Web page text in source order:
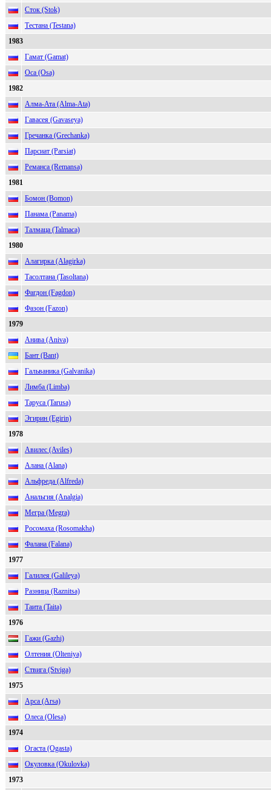
Сток (Stok)
Тестана (Testana)
1983
Гамат (Gamat)
Оса (Osa)
1982
Алма-Ата (Alma-Ata)
Гавасея (Gavaseya)
Гречанка (Grechanka)
Парсиат (Parsiat)
Реманса (Remansa)
1981
Бомон (Bomon)
Панама (Panama)
Талмаца (Talmaca)
1980
Алагирка (Alagirka)
Тасолтана (Tasoltana)
Фагдон (Fagdon)
Фазон (Fazon)
1979
Анива (Aniva)
Бант (Bant)
Гальваника (Galvanika)
Лимба (Limba)
Таруса (Tarusa)
Эгирин (Egirin)
1978
Авилес (Aviles)
Алана (Alana)
Альфреда (Alfreda)
Анальгия (Analgia)
Мегра (Megra)
Росомаха (Rosomakha)
Фалана (Falana)
1977
Галилея (Galileya)
Разница (Raznitsa)
Таита (Taita)
1976
Гажи (Gazhi)
Олтения (Olteniya)
Ствига (Stviga)
1975
Арса (Arsa)
Олеса (Olesa)
1974
Огаста (Ogasta)
Окуловка (Okulovka)
1973